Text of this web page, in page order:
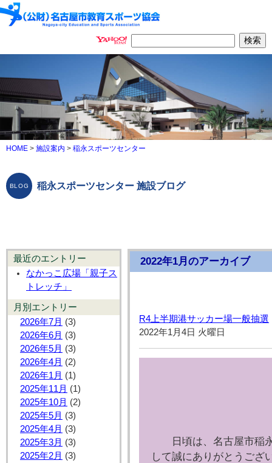
HOME > 施設案内 > 稲永スポーツセンター
稲永スポーツセンター 施設ブログ
最近のエントリー
なかっこ広場「親子ス
トレッチ」
月別エントリー
2026年7月 (3)
2026年6月 (3)
2026年5月 (3)
2026年4月 (2)
2026年1月 (1)
2025年11月 (1)
2025年10月 (2)
2025年5月 (3)
2025年4月 (3)
2025年3月 (3)
2025年2月 (3)
2022年1月のアーカイブ
R4上半期港サッカー場一般抽選
2022年1月4日 火曜日
日頃は、名古屋市稲
して誠にありがとうござ